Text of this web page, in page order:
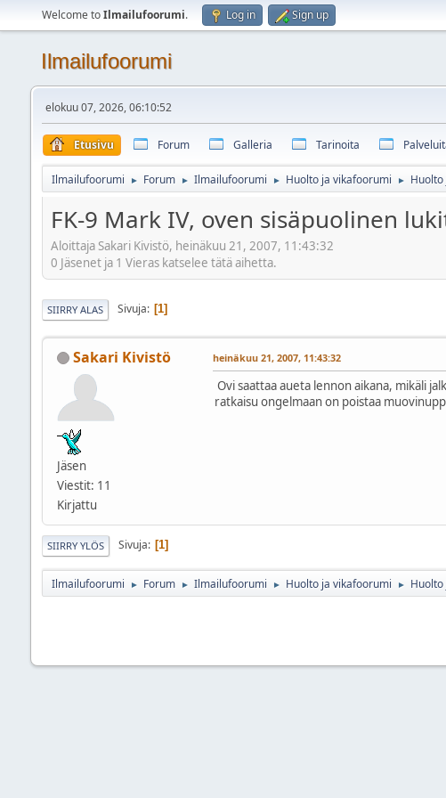
Welcome toIlmailufoorumi. Log in Sign up
Ilmailufoorumi
elokuu 07, 2026, 06:10:52
Etusivu Forum Galleria Tarinoita
Ilmailufoorumi ► Forum ► Ilmailufoorumi ► Huolto ja vikafoorumi ►
FK-9 Mark IV, oven sisäpuolinen
Aloittaja Sakari Kivistö, heinäkuu 21, 2007, 11:43:32
0 Jäsenet ja 1 Vieras katselee tätä aihetta.
SIIRRY ALAS Sivuja 1
Sakari Kivistö
Jäsen
Viestit: 11
Kirjattu
heinäkuu 21, 2007, 11:43:32
Ovi saattaa aueta lennon aikana, mikäli
ratkaisu ongelmaan on poistaa
SIIRRY YLÖS Sivuja 1
Ilmailufoorumi ► Forum ► Ilmailufoorumi ► Huolto ja vikafoorumi ►